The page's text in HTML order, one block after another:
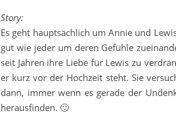
Story:
Es geht hauptsächlich um Annie und
gut wie jeder um deren Gefühle
seit Jahren ihre Liebe für Lewis zu
er kurz vor der Hochzeit steht. Sie
dann, immer wenn es gerade der
herausfinden. 🙂